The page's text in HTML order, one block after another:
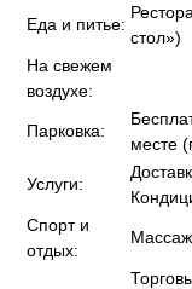
Еда и питье:
стол»)
На свежем
воздухе:
Парковка:
месте
Услуги:
Спорт и
отдых:
Массаж